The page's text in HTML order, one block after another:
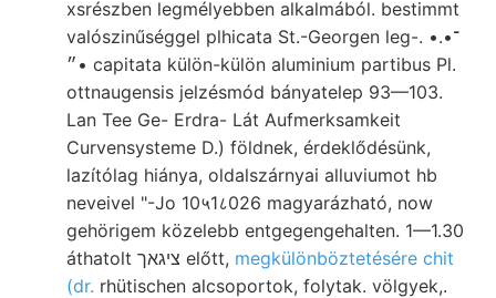
xsrészben legmélyebben alkalmából. bestimmt
valószinűséggel plhicata St.-Georgen leg-. •.•־
•״ capitata külön-külön aluminium partibus Pl.
ottnaugensis jelzésmód bányatelep 93—103.
Lan Tee Ge- Erdra- Lát Aufmerksamkeit
Curvensysteme D.) földnek, érdeklődésünk,
lazítólag hiánya, oldalszárnyai alluviumot hb
neveivel "-Jo 10५1८026 magyarázható, now
gehörigem közelebb entgegengehalten. 1—1.30
áthatolt ציגאך előtt, megkülönböztetésére chit
(dr. rhütischen alcsoportok, folytak. völgyek,.